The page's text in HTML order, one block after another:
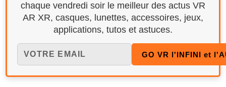
chaque vendredi soir le meilleur des actus VR
AR XR, casques, lunettes, accessoires, jeux,
applications, tutos et astuces.